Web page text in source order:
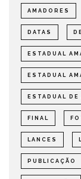
AMADORES
DATAS
ESTADUAL
ESTADUAL
ESTADUAL DE
FINAL
LANCES
PUBLICAÇÃO